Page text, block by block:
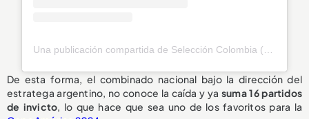
De esta forma, el combinado nacional bajo la dirección del
estratega argentino, no conoce la caída y yasuma 16 partidos
de invicto, lo que hace que sea uno de los favoritos para la